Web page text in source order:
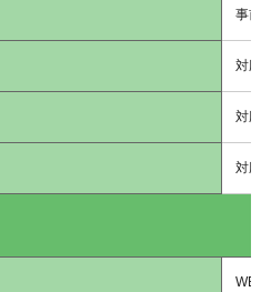
事前
対応
対応
対応